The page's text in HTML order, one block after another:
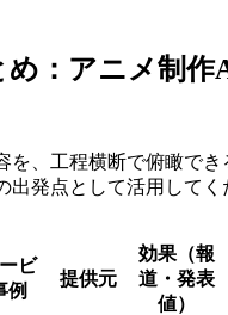
め：アニメ制作
を、工程横断で俯瞰でき
出発点として活用してく
ビ
例
提供元
効果（報
道・発表
値）